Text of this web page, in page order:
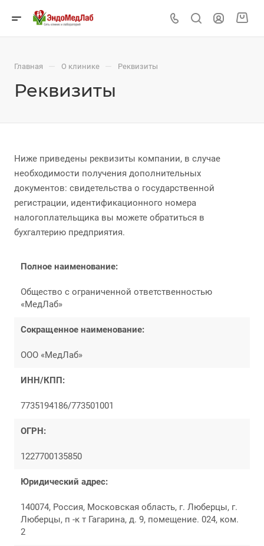
Главная — О клинике — Реквизиты
Реквизиты
Ниже приведены реквизиты компании, в случае
необходимости получения дополнительных
документов: свидетельства о государственной
регистрации, идентификационного номера
налогоплательщика вы можете обратиться в
бухгалтерию предприятия.
Полное наименование:
Общество с ограниченной ответственностью
«МедЛаб»
Сокращенное наименование:
ООО «МедЛаб»
ИНН/КПП:
7735194186/773501001
ОГРН:
1227700135850
Юридический адрес:
140074, Россия, Московская область, г. Люберцы, г.
Люберцы, п -к т Гагарина, д. 9, помещение. 024, ком.
2